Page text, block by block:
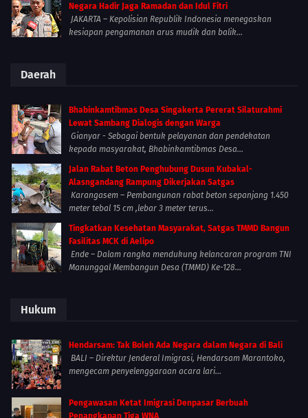
Negara Hadir Jaga Ramadan dan Idul Fitri
JAKARTA – Kepolisian Republik Indonesia menegaskan
kesiapan pengamanan arus mudik dan balik...
Daerah
Bhabinkamtibmas Desa Singakerta Pererat Silaturahmi
Lewat Sambang Dialogis dengan Warga
Gianyar - Sebagai bentuk pelayanan dan pendekatan
kepada masyarakat, Bhabinkamtibmas Desa...
Jalan Rabat Beton Penghubung Dusun Kubakal-
Alasngandang Rampung Dikerjakan Satgas
Karangasem – Pembangunan rabat beton sepanjang 1.450
meter tebal 15 cm ,lebar 3 meter terus...
Tingkatkan Kesehatan Masyarakat, Satgas TMMD Bangun
Fasilitas MCK di Aelipo
Ende – Dalam rangka mendukung kelancaran program TNI
Manunggal Membangun Desa (TMMD) Ke-128...
Hukum
Hendarsam: Tak Boleh Ada Negara dalam Negara di Bali
BALI – Direktur Jenderal Imigrasi, Hendarsam Marantoko,
mengecam penyelenggaraan acara lari...
Pengawasan Ketat Imigrasi Denpasar Berbuah
Penangkapan Tiga WNA